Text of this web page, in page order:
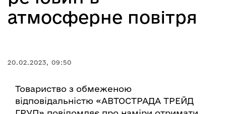
атмосферне повітря
20.02.2023, 09:50
Товариство з обмеженою
відповідальністю «АВТОСТРАДА ТРЕЙД